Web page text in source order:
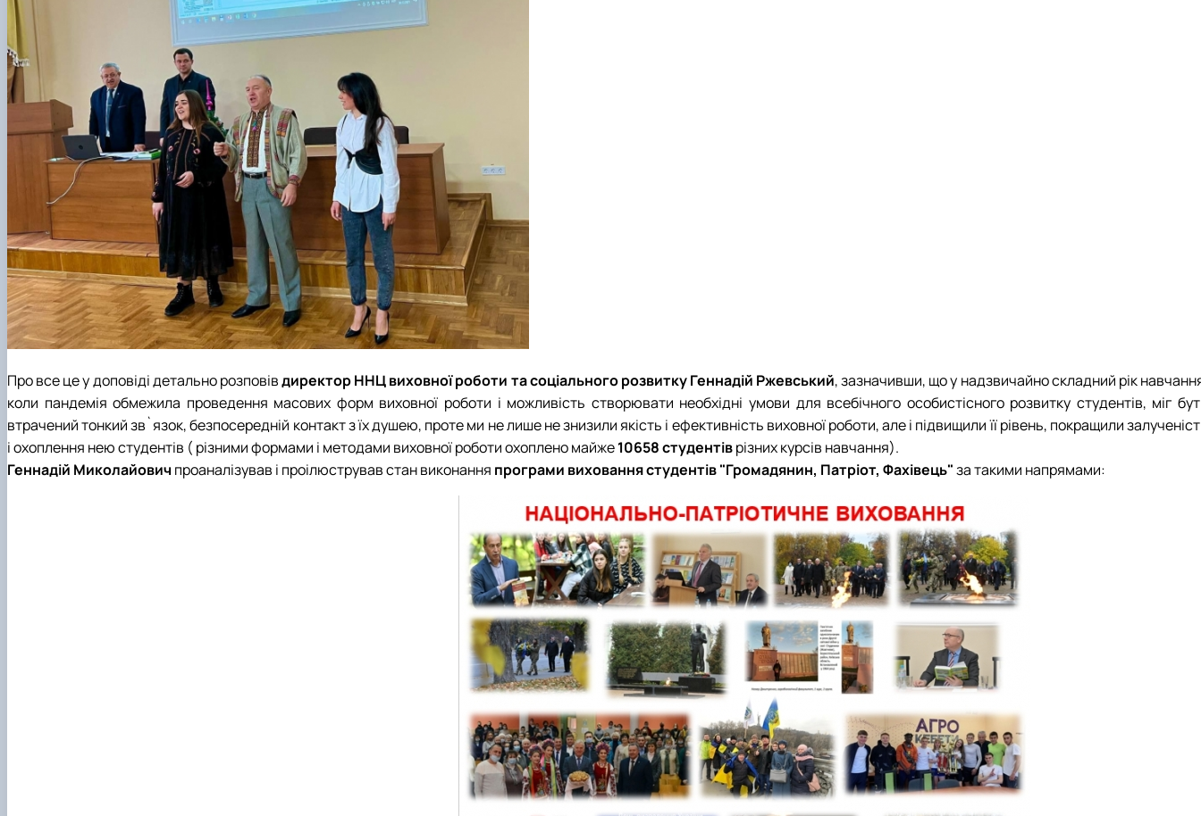
Про все це у доповіді детально розповівдиректор ННЦ виховної роботи та соціального розвитку Геннадій Ржевський, зазначивши, що у надзвичайно складний рік
коли пандемія обмежила проведення масових форм виховної роботи і можливість створювати необхідні умови для всебічного особистісного розвитку студентів, міг
втрачений тонкий зв`язок, безпосередній контакт з їх душею, проте ми не лише не знизили якість і ефективність виховної роботи, але і підвищили її рівень, покращили
і охоплення нею студентів ( різними формами і методами виховної роботи охоплено майже10658 студентіврізних курсів навчання).
Геннадій Миколайовичпроаналізував і проілюстрував стан виконання програми виховання студентів "Громадянин, Патріот, Фахівець"за такими напрямами: